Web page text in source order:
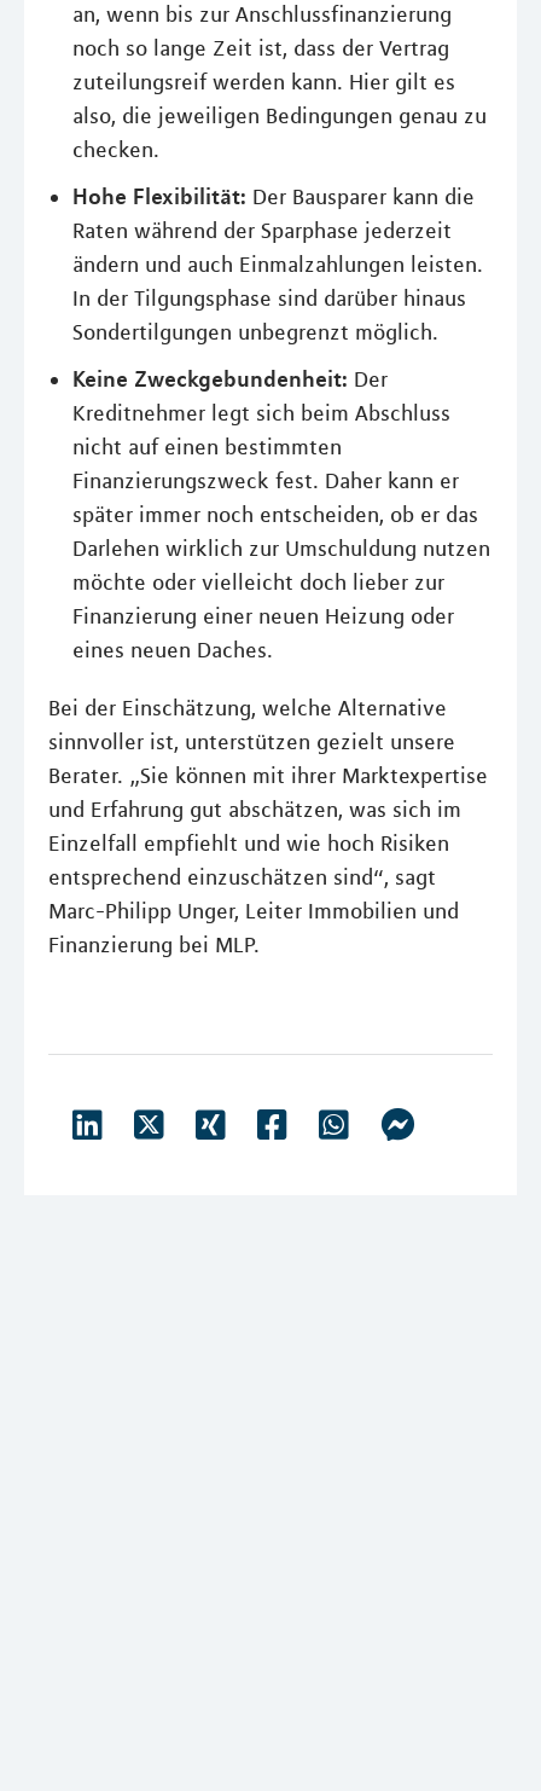
an, wenn bis zur Anschlussfinanzierung
noch so lange Zeit ist, dass der Vertrag
zuteilungsreif werden kann. Hier gilt es
also, die jeweiligen Bedingungen genau zu
checken.
Hohe Flexibilität: Der Bausparer kann die
Raten während der Sparphase jederzeit
ändern und auch Einmalzahlungen leisten.
In der Tilgungsphase sind darüber hinaus
Sondertilgungen unbegrenzt möglich.
Keine Zweckgebundenheit: Der
Kreditnehmer legt sich beim Abschluss
nicht auf einen bestimmten
Finanzierungszweck fest. Daher kann er
später immer noch entscheiden, ob er das
Darlehen wirklich zur Umschuldung nutzen
möchte oder vielleicht doch lieber zur
Finanzierung einer neuen Heizung oder
eines neuen Daches.
Bei der Einschätzung, welche Alternative
sinnvoller ist, unterstützen gezielt unsere
Berater. „Sie können mit ihrer Marktexpertise
und Erfahrung gut abschätzen, was sich im
Einzelfall empfiehlt und wie hoch Risiken
entsprechend einzuschätzen sind“, sagt
Marc-Philipp Unger, Leiter Immobilien und
Finanzierung bei MLP.